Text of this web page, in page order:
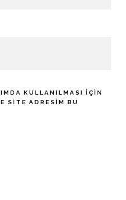
KULLANILMASI IÇIN
SITE ADRESIM BU